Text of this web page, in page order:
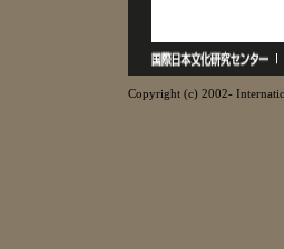
Copyright (c) 2002-